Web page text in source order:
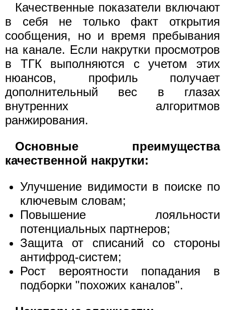
Качественные показатели включают
в себя не только факт открытия
сообщения, но и время пребывания
на канале. Если накрутки просмотров
в ТГК выполняются с учетом этих
нюансов, профиль получает
дополнительный вес в глазах
внутренних алгоритмов
ранжирования.
Основные преимущества
качественной накрутки:
Улучшение видимости в поиске по
ключевым словам;
Повышение лояльности
потенциальных партнеров;
Защита от списаний со стороны
антифрод-систем;
Рост вероятности попадания в
подборки "похожих каналов".